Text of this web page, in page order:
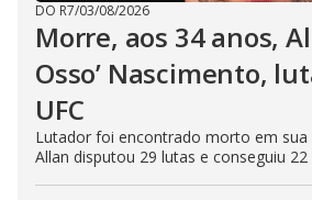
DO R7/03/08/2026
Morre, aos 34 anos,
Osso’ Nascimento,
UFC
Lutador foi encontrado morto em sua
Allan disputou 29 lutas e conseguiu